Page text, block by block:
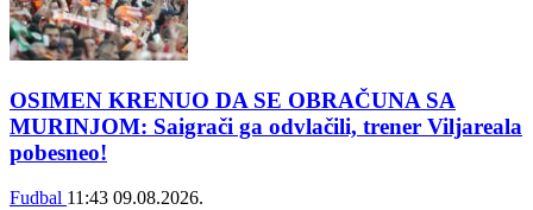
OSIMEN KRENUO DA SE OBRAČUNA SA
MURINJOM: Saigrači ga odvlačili, trener Viljareala
pobesneo!
Fudbal 11:43 09.08.2026.